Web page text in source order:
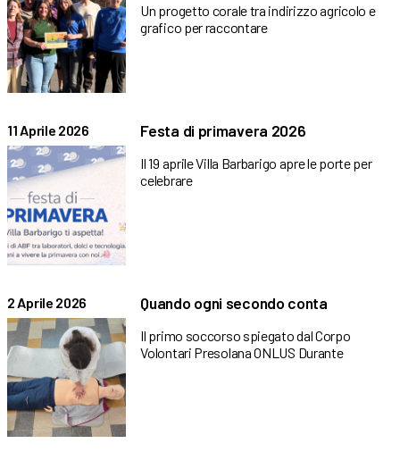
Un progetto corale tra indirizzo agricolo e
grafico per raccontare
11 Aprile 2026 Festa di primavera 2026
Il 19 aprile Villa Barbarigo apre le porte per
celebrare
2 Aprile 2026 Quando ogni secondo conta
Il primo soccorso spiegato dal Corpo
Volontari Presolana ONLUS Durante